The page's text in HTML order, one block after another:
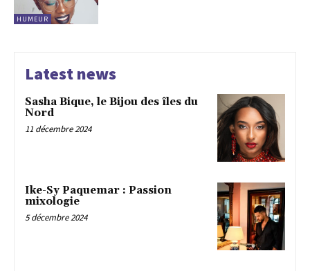
HUMEUR
Latest news
Sasha Bique, le Bijou des îles du
Nord
11 décembre 2024
Ike-Sy Paquemar : Passion
mixologie
5 décembre 2024